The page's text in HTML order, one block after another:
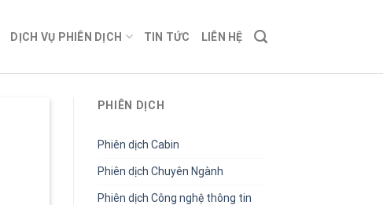
DỊCH VỤ PHIÊN DỊCH TIN TỨC LIÊN HỆ
PHIÊN DỊCH
Phiên dịch Cabin
Phiên dịch Chuyên Ngành
Phiên dịch Công nghệ thông tin